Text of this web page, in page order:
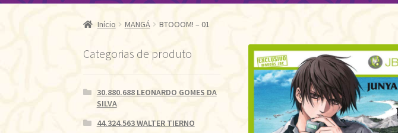
Início MANGÁ BTOOOM! – 01
Categorias de produto
30.880.688 LEONARDO GOMES DA
SILVA
44.324.563 WALTER TIERNO